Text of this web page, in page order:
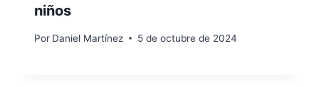
niños
Por Daniel Martínez 5 de octubre de 2024